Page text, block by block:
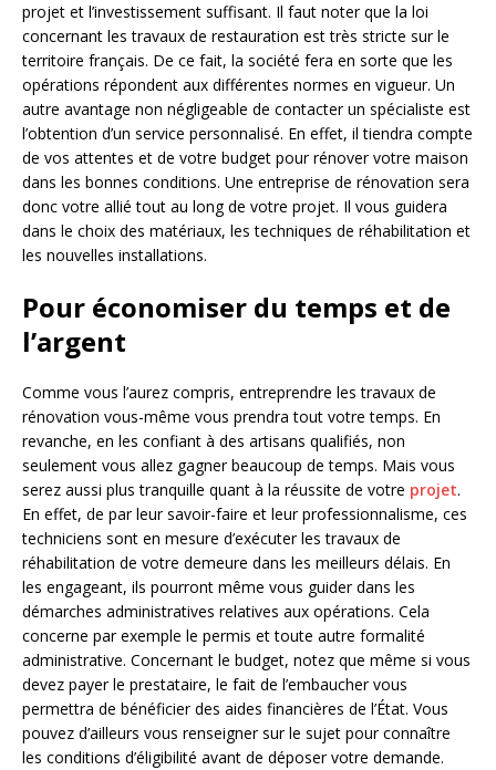
projet et l’investissement suffisant. Il faut noter que la loi
concernant les travaux de restauration est très stricte sur le
territoire français. De ce fait, la société fera en sorte que les
opérations répondent aux différentes normes en vigueur. Un
autre avantage non négligeable de contacter un spécialiste est
l’obtention d’un service personnalisé. En effet, il tiendra compte
de vos attentes et de votre budget pour rénover votre maison
dans les bonnes conditions. Une entreprise de rénovation sera
donc votre allié tout au long de votre projet. Il vous guidera
dans le choix des matériaux, les techniques de réhabilitation et
les nouvelles installations.
Pour économiser du temps et de
l’argent
Comme vous l’aurez compris, entreprendre les travaux de
rénovation vous-même vous prendra tout votre temps. En
revanche, en les confiant à des artisans qualifiés, non
seulement vous allez gagner beaucoup de temps. Mais vous
serez aussi plus tranquille quant à la réussite de votre projet.
En effet, de par leur savoir-faire et leur professionnalisme, ces
techniciens sont en mesure d’exécuter les travaux de
réhabilitation de votre demeure dans les meilleurs délais. En
les engageant, ils pourront même vous guider dans les
démarches administratives relatives aux opérations. Cela
concerne par exemple le permis et toute autre formalité
administrative. Concernant le budget, notez que même si vous
devez payer le prestataire, le fait de l’embaucher vous
permettra de bénéficier des aides financières de l’État. Vous
pouvez d’ailleurs vous renseigner sur le sujet pour connaître
les conditions d’éligibilité avant de déposer votre demande.